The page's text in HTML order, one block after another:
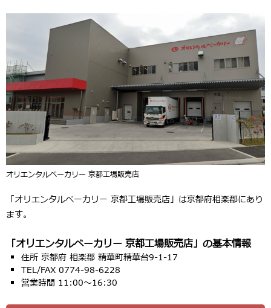
オリエンタルベーカリー 京都工場販売店
「オリエンタルベーカリー 京都工場販売店」は京都府相楽郡にあり
ます。
「オリエンタルベーカリー 京都工場販売店」の基本情報
住所 京都府 相楽郡 精華町精華台9-1-17
TEL/FAX 0774-98-6228
営業時間 11:00～16:30